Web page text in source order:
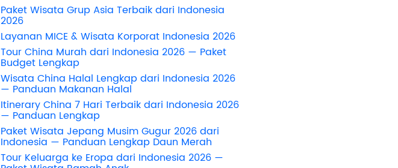
Paket Wisata Grup Asia Terbaik dari Indonesia
2026
Layanan MICE & Wisata Korporat Indonesia 2026
Tour China Murah dari Indonesia 2026 — Paket
Budget Lengkap
Wisata China Halal Lengkap dari Indonesia 2026
— Panduan Makanan Halal
Itinerary China 7 Hari Terbaik dari Indonesia 2026
— Panduan Lengkap
Paket Wisata Jepang Musim Gugur 2026 dari
Indonesia — Panduan Lengkap Daun Merah
Tour Keluarga ke Eropa dari Indonesia 2026 —